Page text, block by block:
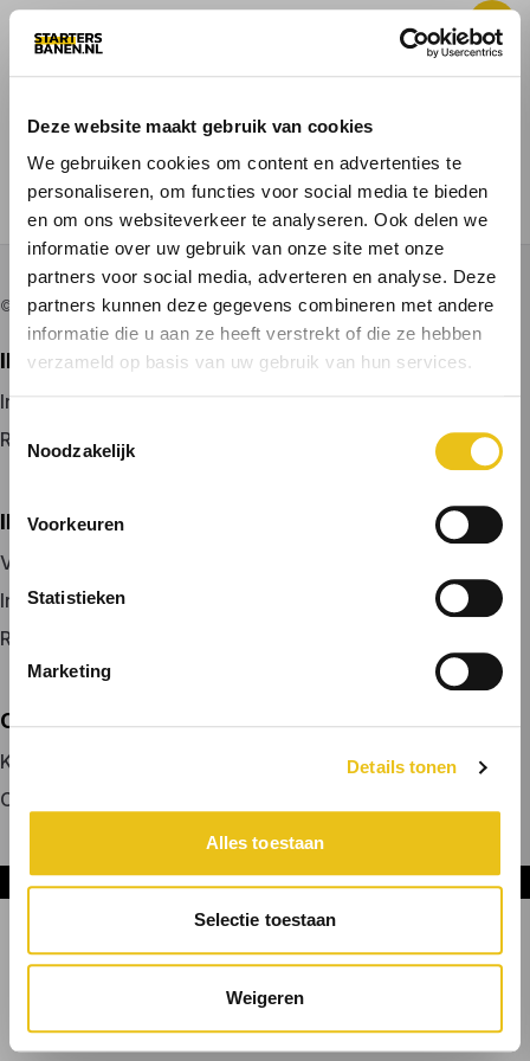
Deze website maakt gebruik van cookies
We gebruiken cookies om content en advertenties te
personaliseren, om functies voor social media te bieden
en om ons websiteverkeer te analyseren. Ook delen we
informatie over uw gebruik van onze site met onze
partners voor social media, adverteren en analyse. Deze
partners kunnen deze gegevens combineren met andere
informatie die u aan ze heeft verstrekt of die ze hebben
verzameld op basis van uw gebruik van hun services.
Noodzakelijk
Voorkeuren
Statistieken
Marketing
Details tonen
Alles toestaan
Selectie toestaan
Weigeren
VOOR KANDIDATEN
© 2026 door startersbanen.nl
IK ZOEK EEN BAAN
Inloggen
Registreren
IK BEN WERKGEVER
Vacature plaatsen
Inloggen
Registreren
OVER ONS
Kennismaken met MELON
Contact
Onderdeel van DNL Groep